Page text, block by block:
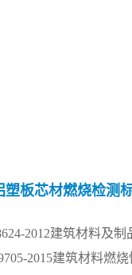
塑板芯材燃烧检测
2012建筑材料及
2015建筑材料燃